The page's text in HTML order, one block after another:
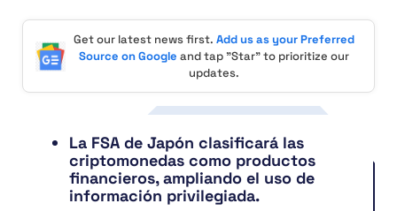
Get our latest news first. Add us as your Preferred
Source on Google and tap "Star" to prioritize our
updates.
La FSA de Japón clasificará las
criptomonedas como productos
financieros, ampliando el uso de
información privilegiada.